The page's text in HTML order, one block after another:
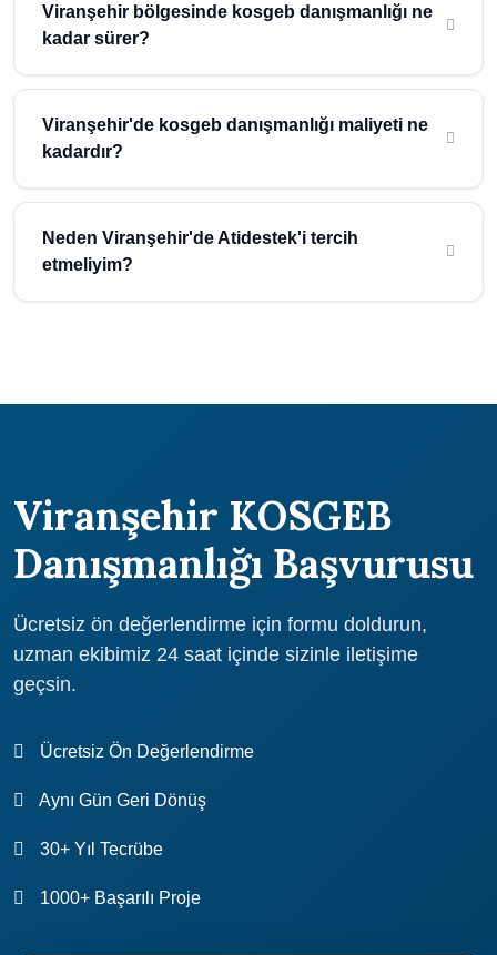
ücretsiz ön değerlendirme yaparak size özel çözüm sunar.
Viranşehir bölgesinde kosgeb danışmanlığı ne
kadar sürer?
Viranşehir bölgesindeki işletmeler için kosgeb danışmanlığı
süreci, işletmenizin büyüklüğü ve ihtiyaçlarına göre
değişmektedir. Ortalama süre hakkında bilgi almak için ücretsiz
Viranşehir'de kosgeb danışmanlığı maliyeti ne
kadardır?
Viranşehir (Şanlıurfa) bölgesinde kosgeb danışmanlığı maliyeti
işletmenizin ölçeğine ve ihtiyaçlarına göre belirlenmektedir.
Atidestek olarak uygun fiyatlı ve kaliteli hizmet sunuyoruz.
Neden Viranşehir'de Atidestek'i tercih
etmeliyim?
Viranşehir KOSGEB
Danışmanlığı Başvurusu
Ücretsiz ön değerlendirme için formu doldurun,
uzman ekibimiz 24 saat içinde sizinle iletişime
geçsin.
Ücretsiz Ön Değerlendirme
Aynı Gün Geri Dönüş
30+ Yıl Tecrübe
1000+ Başarılı Proje